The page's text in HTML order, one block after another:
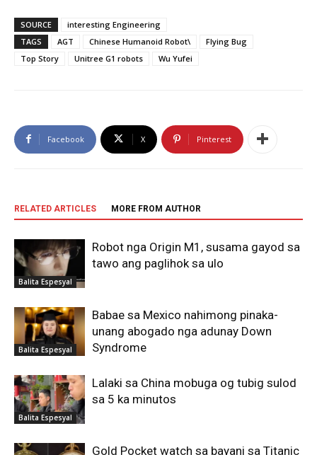
SOURCE
interesting Engineering
TAGS
AGT Chinese Humanoid Robot\
Flying Bug
Top Story
Unitree G1 robots Wu Yufei
Facebook X Pinterest
RELATED ARTICLES MORE FROM AUTHOR
Balita Espesyal
Robot nga Origin M1, susama gayod sa
tawo ang paglihok sa ulo
Balita Espesyal
Babae sa Mexico nahimong pinaka-
unang abogado nga adunay Down
Syndrome
Balita Espesyal
Lalaki sa China mobuga og tubig sulod
sa 5 ka minutos
Gold Pocket watch sa bayani sa Titanic